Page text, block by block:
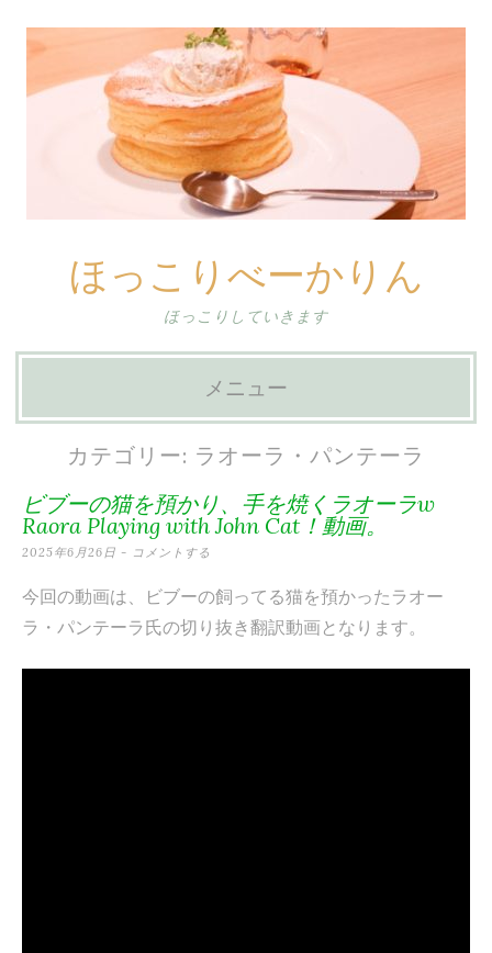
ほっこりべーかりん
ほっこりしていきます
メニュー
テ
ン
ツ
へ
カテゴリー: ラオーラ・パンテーラ
ビブーの猫を預かり、手を焼くラオーラw
Raora Playing with John Cat！動画。
2025年6月26日 コメントする
今回の動画は、ビブーの飼ってる猫を預かったラオー
ラ・パンテーラ氏の切り抜き翻訳動画となります。